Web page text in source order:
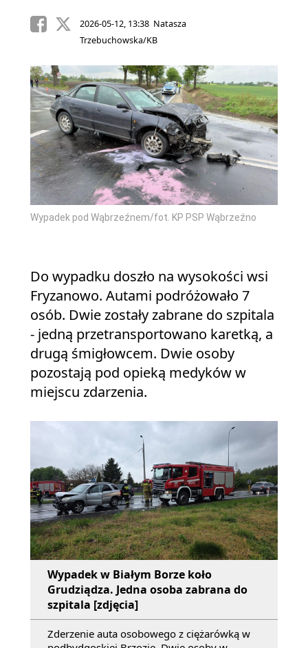
2026-05-12, 13:38 Natasza
Trzebuchowska/KB
Wypadek pod Wąbrzeźnem/fot. KP PSP Wąbrzeźno
Do wypadku doszło na wysokości wsi
Fryzanowo. Autami podróżowało 7
osób. Dwie zostały zabrane do szpitala
- jedną przetransportowano karetką, a
drugą śmigłowcem. Dwie osoby
pozostają pod opieką medyków w
miejscu zdarzenia.
Wypadek w Białym Borze koło
Grudziądza. Jedna osoba zabrana do
szpitala [zdjęcia]
Zderzenie auta osobowego z ciężarówką w